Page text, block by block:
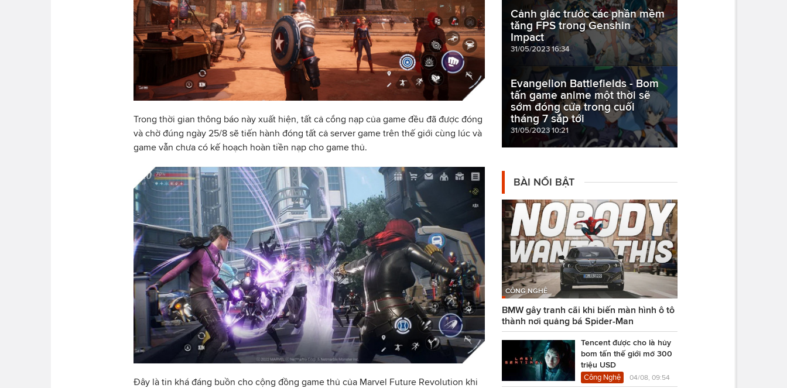
Trong thời gian thông báo này xuất hiện, tất cả cổng nạp của game đều đã được đóng
và chờ đúng ngày 25/8 sẽ tiến hành đóng tất cả server game trên thế giới cùng lúc và
game vẫn chưa có kế hoạch hoàn tiền nạp cho game thủ.
Đây là tin khá đáng buồn cho cộng đồng game thủ của Marvel Future Revolution khi
Cảnh giác trước các phần mềm
tăng FPS trong Genshin
Impact
31/05/2023 16:34
Evangelion Battlefields - Bom
tấn game anime một thời sẽ
sớm đóng cửa trong cuối
tháng 7 sắp tới
31/05/2023 10:21
BÀI NỔI BẬT
CÔNG NGHỆ
BMW gây tranh cãi khi biến màn hình ô tô
thành nơi quảng bá Spider-Man
Tencent được cho là hủy
bom tấn thế giới mở 300
triệu USD
Công Nghệ 04/08, 09:54